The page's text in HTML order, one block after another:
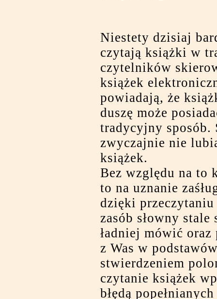
Niestety dzisiaj
czytają książki w
czytelników
książek
powiadają, że
duszę może
tradycyjny sposób.
zwyczajnie nie
książek.
Bez względu na to
to na uznanie
dzięki
zasób słowny
ładniej mówić
z Was w
stwierdzeniem
czytanie książek
błędą